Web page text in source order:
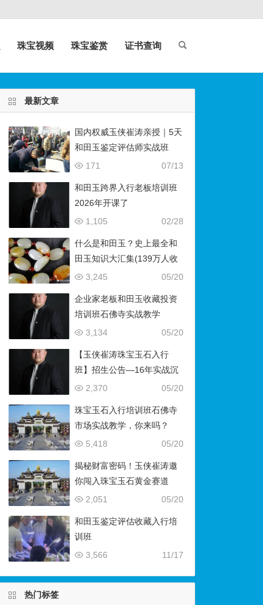
珠宝视频 珠宝鉴赏 证书查询
最新文章
国内权威玉侠崔涛亲授｜5天
和田玉鉴定评估师实战班
（石佛寺9月开班）
07/13
171
和田玉跨界入行老板培训班
2026年开课了
02/28
1,105
什么是和田玉？史上最全和
田玉知识大汇集(139万人收
藏）
05/20
3,245
企业家老板和田玉收藏投资
培训班石佛寺实战教学
05/20
3,134
【玉侠崔涛珠宝玉石入行
班】招生公告—16年实战沉
淀，助你叩开财富与传承之
05/20
2,370
珠宝玉石入行培训班石佛寺
市场实战教学，你来吗？
05/20
5,418
揭秘财富密码！玉侠崔涛邀
你闯入珠宝玉石黄金赛道
05/20
2,051
和田玉鉴定评估收藏入行培
训班
11/17
3,566
热门标签